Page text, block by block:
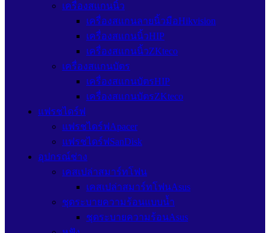
เครื่องสแกนนิ้ว
เครื่องสแกนลายนิ้วมือHikvision
เครื่องสแกนนิ้วHIP
เครื่องสแกนนิ้วZKteco
เครื่องสแกนบัตร
เครื่องสแกนบัตรHIP
เครื่องสแกนบัตรZKteco
แฟรชไดร์ฟ
แฟรชไดร์ฟApacer
แฟรชไดร์ฟSanDisk
อุปกรณ์ช่าง
เคสเปล่าสมาร์ทโฟน
เคสเปล่าสมาร์ทโฟนAsus
ชุดระบายความร้อนแบบน้ำ
ชุดระบายความร้อนAsus